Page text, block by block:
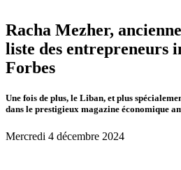
Racha Mezher,
liste des entrepreneurs
Forbes
Une fois de plus, le Liban, et plus
dans le prestigieux magazine économique
Mercredi 4 décembre 2024